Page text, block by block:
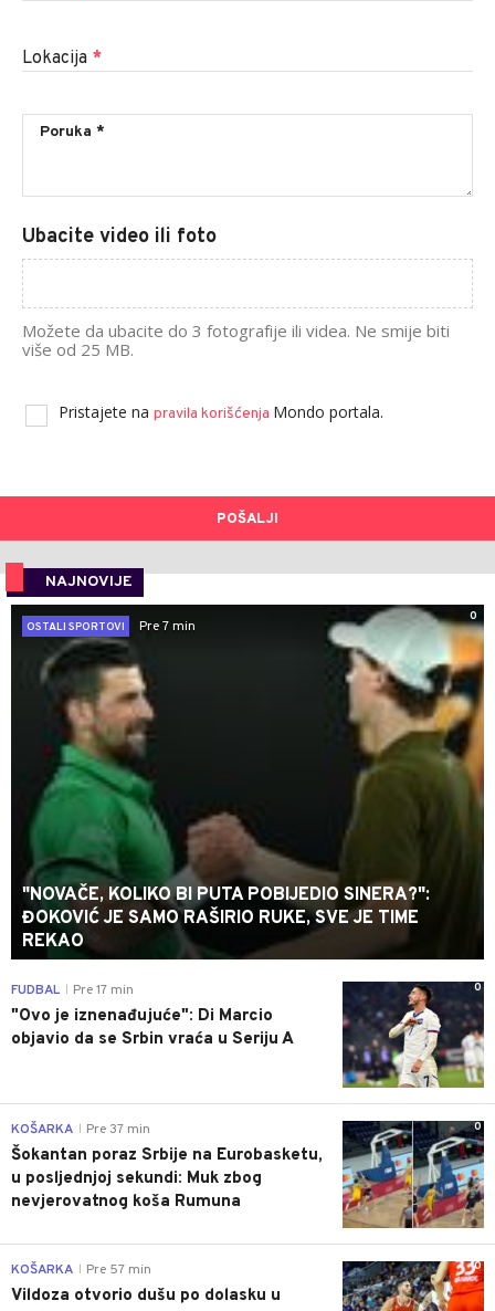
Lokacija *
Ubacite video ili foto
Možete da ubacite do 3 fotografije ili videa. Ne smije biti
više od 25 MB.
Pristajete na pravila korišćenja Mondo portala.
POŠALJI
NAJNOVIJE
0
OSTALI SPORTOVI
Pre 7 min
"NOVAČE, KOLIKO BI PUTA POBIJEDIO SINERA?":
ĐOKOVIĆ JE SAMO RAŠIRIO RUKE, SVE JE TIME
REKAO
0
FUDBAL Pre 17 min
"Ovo je iznenađujuće": Di Marcio
objavio da se Srbin vraća u Seriju A
0
KOŠARKA Pre 37 min
Šokantan poraz Srbije na Eurobasketu,
u posljednjoj sekundi: Muk zbog
nevjerovatnog koša Rumuna
0
KOŠARKA Pre 57 min
Vildoza otvorio dušu po dolasku u